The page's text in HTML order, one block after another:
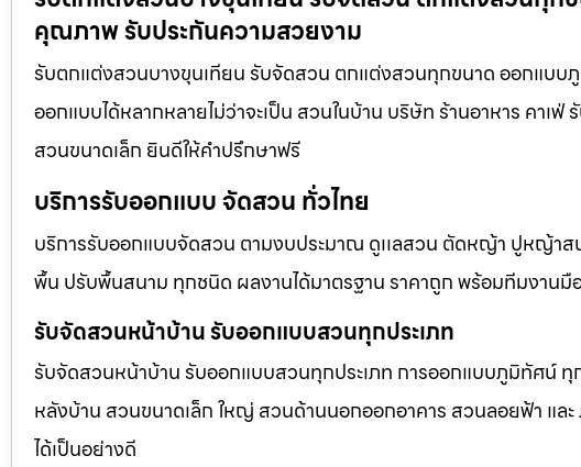
คุณภาพ รับประกันความสวยงาม
รับตกแต่งสวนบางขุนเทียน รับจัดสวน ตกแต่งสวนทุกขนาด ออกแบ
ออกแบบได้หลากหลายไม่ว่าจะเป็น สวนในบ้าน บริษัท ร้านอาหาร คา
สวนขนาดเล็ก ยินดีให้คำปรึกษาฟรี
บริการรับออกแบบ จัดสวน ทั่วไทย
บริการรับออกแบบจัดสวน ตามงบประมาณ ดูเเลสวน ตัดหญ้า ปูหญ้า
พื้น ปรับพื้นสนาม ทุกชนิด ผลงานได้มาตรฐาน ราคาถูก พร้อมทีมงานมื
รับจัดสวนหน้าบ้าน รับออกแบบสวนทุกประเภท
รับจัดสวนหน้าบ้าน รับออกแบบสวนทุกประเภท การออกแบบภูมิทัศน์ ทุ
หลังบ้าน สวนขนาดเล็ก ใหญ่ สวนด้านนอกออกอาคาร สวนลอยฟ้า แ
ได้เป็นอย่างดี